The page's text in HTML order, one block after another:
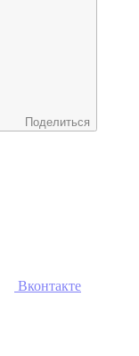
Поделиться
Вконтакте